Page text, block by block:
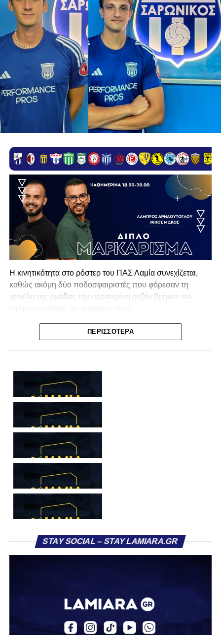
Η κινητικότητα στο ρόστερ του ΠΑΣ Λαμία συνεχίζεται,
καθώς ακόμη δύο ποδοσφαιριστές που φόρεσαν τη
φανέλα της ομάδας την περασμένη σεζόν βρήκαν τον
Ο λόγος για τον Βασίλη Τρούμπουλο και τον Χρυσόστομο
Στάγκο, οι οποίοι θα συνεχίσουν μαζί την ποδοσφαιρική
Ιδιαίτερο ενδιαφέρον παρουσιάζει η περίπτωση του
Βασίλη Τρούμπουλου, ο οποίος βρέθηκε στο στόχαστρο
αρκετών ομάδων το φετινό καλοκαίρι. Ανάμεσα στους
συλλόγους που ενδιαφέρθηκαν έντονα για την απόκτησή
του ήταν η Κόρινθος και ο Ιωνικός, με την ομάδα της
Κορίνθου να εμφανίζεται για μεγάλο χρονικό διάστημα ως
το φαβορί για την υπογραφή του. Ωστόσο, η εξέλιξη ήταν
διαφορετική, καθώς ο 23χρονος αμυντικός επέλεξε τελικά
τον Σαρωνικό Αναβύσσου, όπου θα συναντήσει ξανά τον
πρώην συμπαίκτη του στον ΠΑΣ Λαμία, Χρυσόστομο
«Ο Α.Ο. Σαρωνικός Αναβύσσου ανακοινώνει την
περσινή σεζόν πραγματοποίησε γεμάτη χρονιά στη Γ’
ΠΕΡΙΣΣΌΤΕΡΑ
STAY SOCIAL – STAY LAMIARA.GR